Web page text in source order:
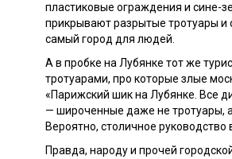
пластиковые ограждения и сине-
прикрывают разрытые тротуары
самый город для людей.
А в пробке на Лубянке тот же
тротуарами, про которые злые
«Парижский шик на Лубянке. Все
— широченные даже не тротуары,
Вероятно, столичное руководство
Правда, народу и прочей